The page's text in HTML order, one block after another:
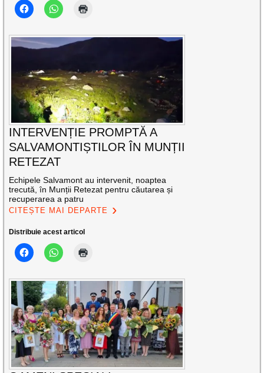
INTERVENȚIE PROMPTĂ A
SALVAMONTIȘTILOR ÎN MUNȚII
RETEZAT
Echipele Salvamont au intervenit, noaptea
trecută, în Munții Retezat pentru căutarea și
recuperarea a patru
CITEȘTE MAI DEPARTE
Distribuie acest articol